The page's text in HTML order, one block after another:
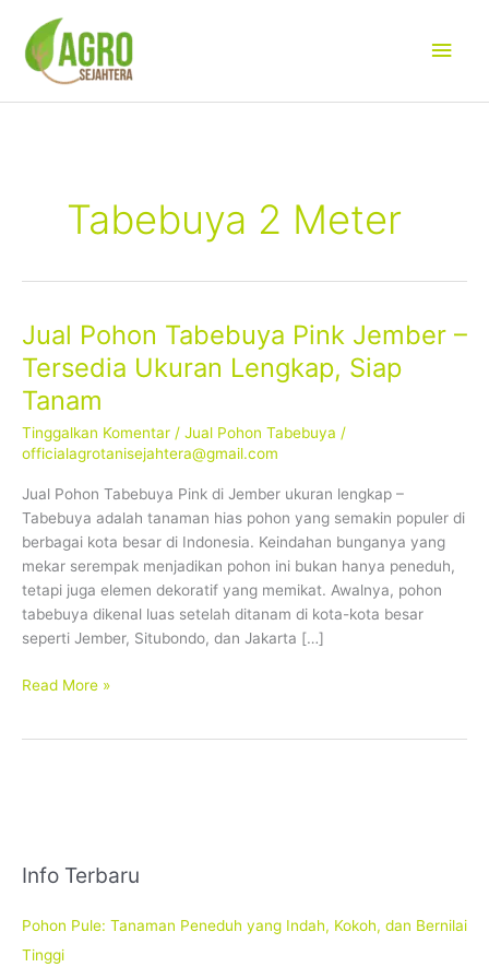
konten
Tabebuya 2 Meter
Jual Pohon Tabebuya Pink Jember –
Tersedia Ukuran Lengkap, Siap
Tanam
Tinggalkan Komentar / Jual Pohon Tabebuya /
officialagrotanisejahtera@gmail.com
Jual Pohon Tabebuya Pink di Jember ukuran lengkap –
Tabebuya adalah tanaman hias pohon yang semakin populer di
berbagai kota besar di Indonesia. Keindahan bunganya yang
mekar serempak menjadikan pohon ini bukan hanya peneduh,
tetapi juga elemen dekoratif yang memikat. Awalnya, pohon
tabebuya dikenal luas setelah ditanam di kota-kota besar
seperti Jember, Situbondo, dan Jakarta […]
Jual
Pohon
Tabebuya
Pink
Jember
–
Ukuran
Lengkap,
Siap
Tanam
Read More »
Info Terbaru
Pohon Pule: Tanaman Peneduh yang Indah, Kokoh, dan Bernilai
Tinggi